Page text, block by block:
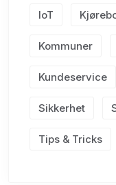
IoT
Kommuner
Kundeservice
Sikkerhet
Tips & Tricks